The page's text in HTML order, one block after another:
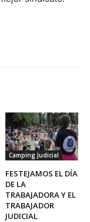
Camping Judicial
FESTEJAMOS EL DÍA
DE LA
TRABAJADORA Y EL
TRABAJADOR
JUDICIAL